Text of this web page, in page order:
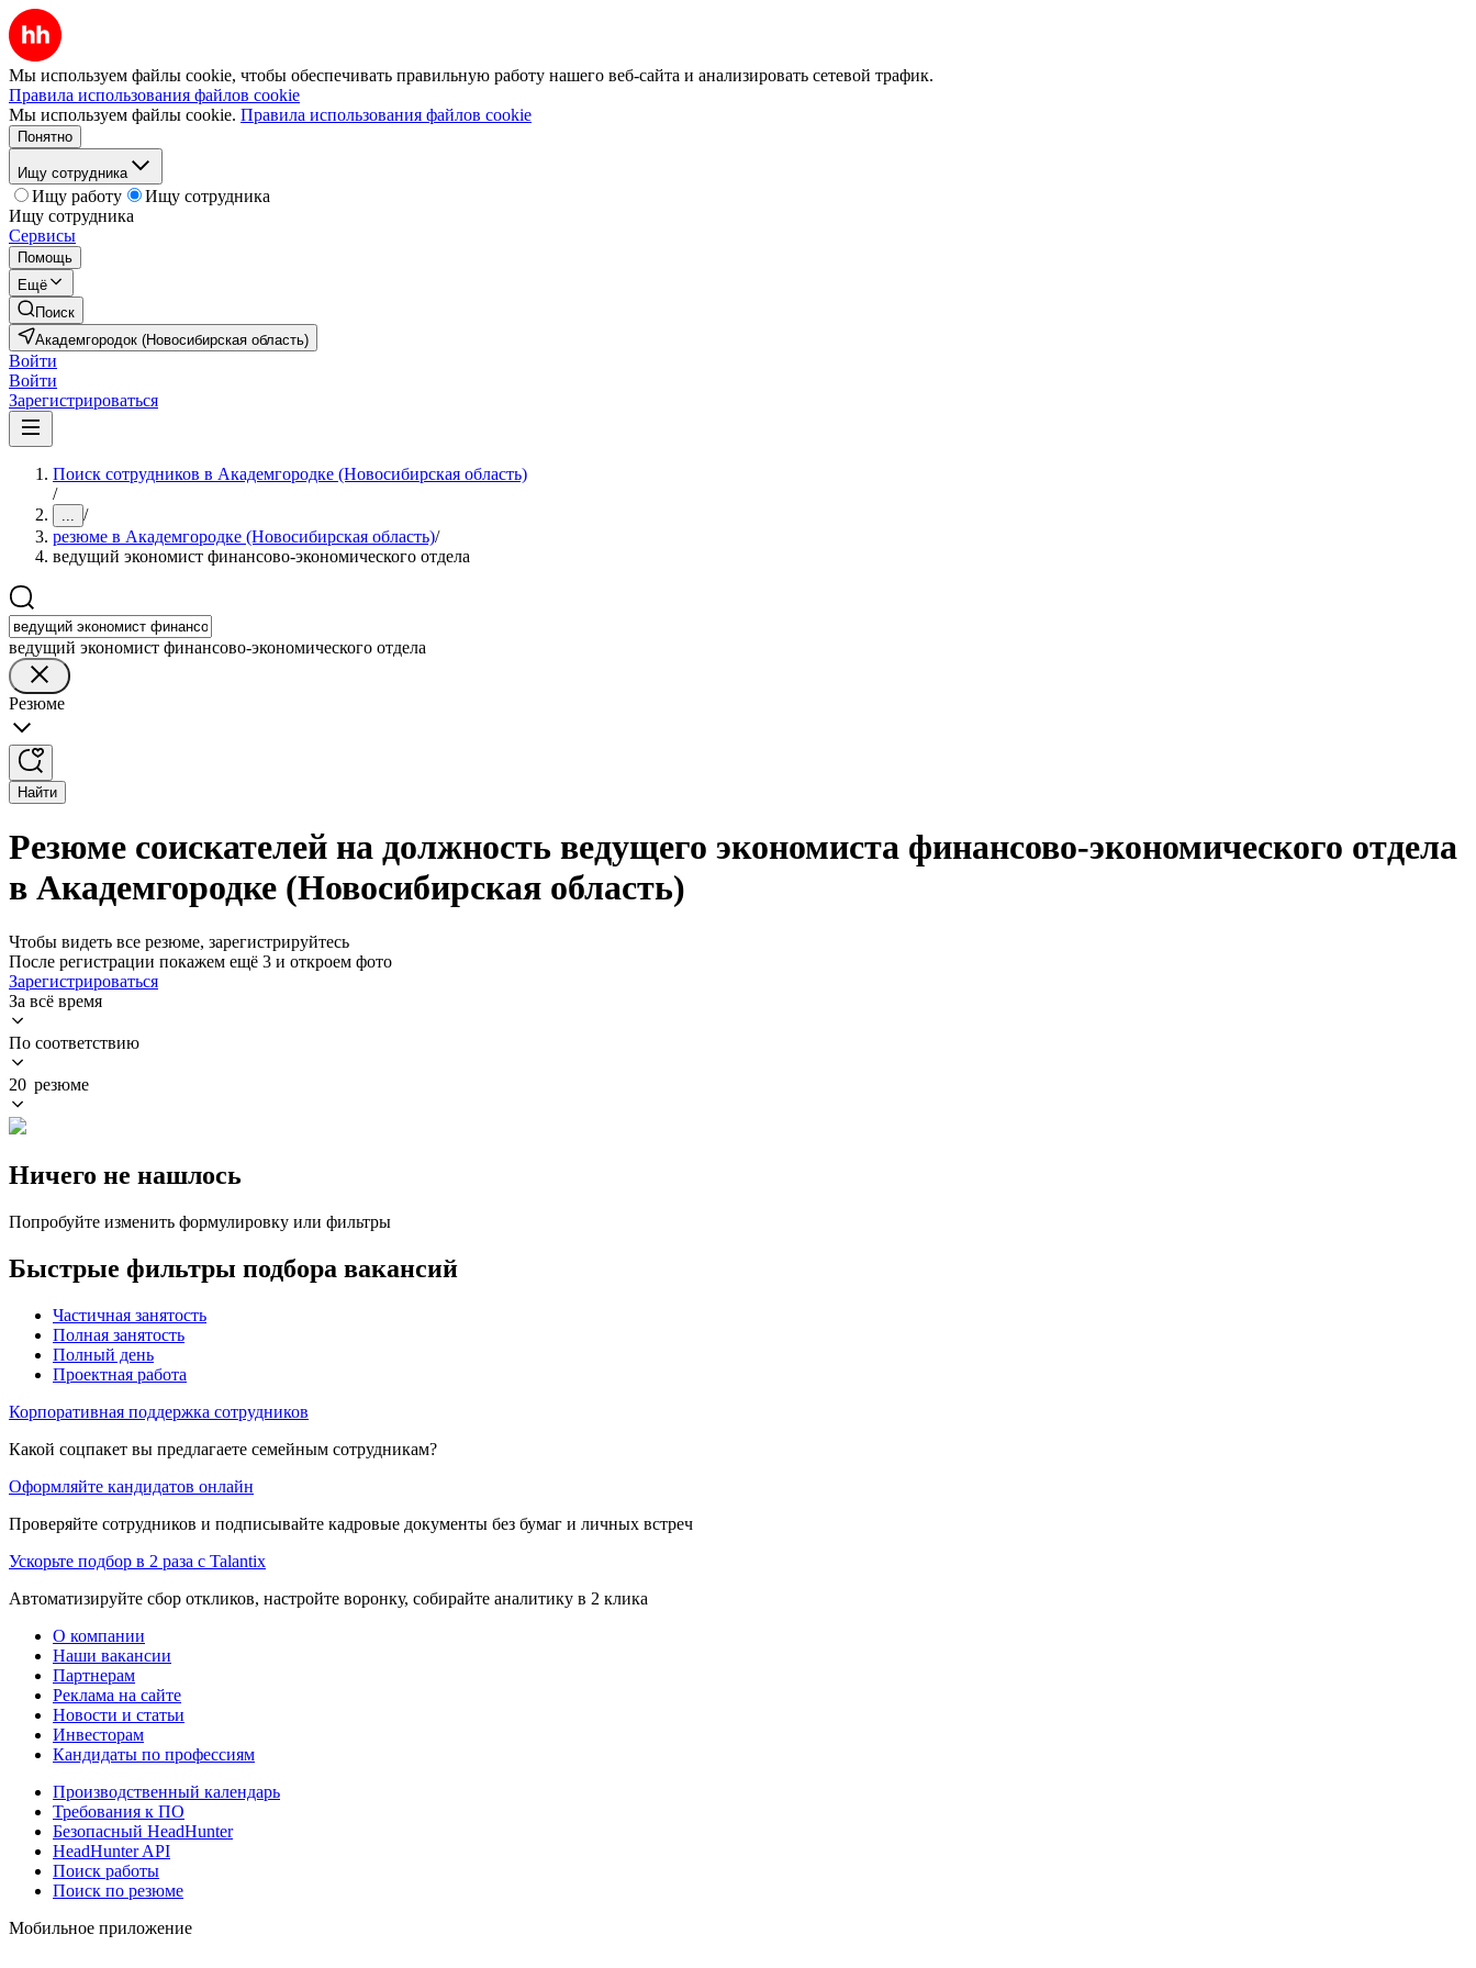
Мы используем файлы cookie, чтобы обеспечивать правильную работу нашего веб-сайта и анализировать сетевой трафик.
Правила использования файлов cookie
Мы используем файлы cookie. Правила использования файлов cookie
Понятно
Ищу сотрудника
Ищу работу
Ищу сотрудника
Ищу сотрудника
Сервисы
Помощь
Ещё
Поиск
Академгородок (Новосибирская область)
Войти
Войти
Зарегистрироваться
Поиск сотрудников в Академгородке (Новосибирская область)
/
... /
резюме в Академгородке (Новосибирская область)/
ведущий экономист финансово-экономического отдела
ведущий экономист финансово-экономического отдела
Резюме
Найти
Резюме соискателей на должность ведущего экономиста финансово-экономического отдела
в Академгородке (Новосибирская область)
Чтобы видеть все резюме, зарегистрируйтесь
После регистрации покажем ещё 3 и откроем фото
Зарегистрироваться
За всё время
По соответствию
20 резюме
Ничего не нашлось
Попробуйте изменить формулировку или фильтры
Быстрые фильтры подбора вакансий
Частичная занятость
Полная занятость
Полный день
Проектная работа
Корпоративная поддержка сотрудников
Какой соцпакет вы предлагаете семейным сотрудникам?
Оформляйте кандидатов онлайн
Проверяйте сотрудников и подписывайте кадровые документы без бумаг и личных встреч
Ускорьте подбор в 2 раза с Talantix
Автоматизируйте сбор откликов, настройте воронку, собирайте аналитику в 2 клика
О компании
Наши вакансии
Партнерам
Реклама на сайте
Новости и статьи
Инвесторам
Кандидаты по профессиям
Производственный календарь
Требования к ПО
Безопасный HeadHunter
HeadHunter API
Поиск работы
Поиск по резюме
Мобильное приложение